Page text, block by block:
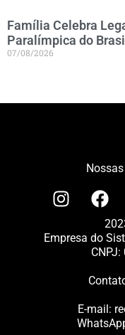
Família Celebra
Paralímpica do
07/08/2026
Empresa do
E-mail: